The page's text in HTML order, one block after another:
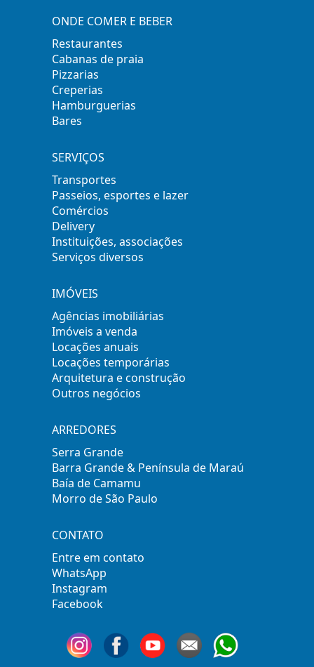
ONDE COMER E BEBER
Restaurantes
Cabanas de praia
Pizzarias
Creperias
Hamburguerias
Bares
SERVIÇOS
Transportes
Passeios, esportes e lazer
Comércios
Delivery
Instituições, associações
Serviços diversos
IMÓVEIS
Agências imobiliárias
Imóveis a venda
Locações anuais
Locações temporárias
Arquitetura e construção
Outros negócios
ARREDORES
Serra Grande
Barra Grande & Península de Maraú
Baía de Camamu
Morro de São Paulo
CONTATO
Entre em contato
WhatsApp
Instagram
Facebook